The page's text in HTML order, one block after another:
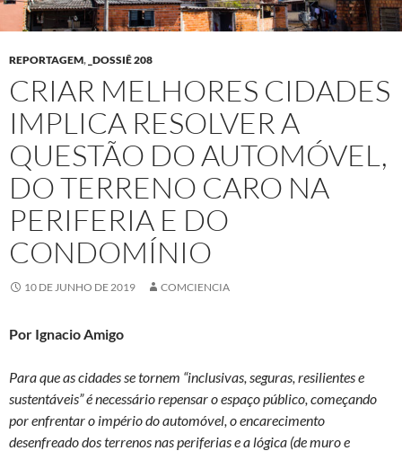
REPORTAGEM, _DOSSIÊ 208
CRIAR MELHORES CIDADES
IMPLICA RESOLVER A
QUESTÃO DO AUTOMÓVEL,
DO TERRENO CARO NA
PERIFERIA E DO
CONDOMÍNIO
10 DE JUNHO DE 2019 COMCIENCIA
Por Ignacio Amigo
Para que as cidades se tornem “inclusivas, seguras, resilientes e
sustentáveis” é necessário repensar o espaço público, começando
por enfrentar o império do automóvel, o encarecimento
desenfreado dos terrenos nas periferias e a lógica (de muro e